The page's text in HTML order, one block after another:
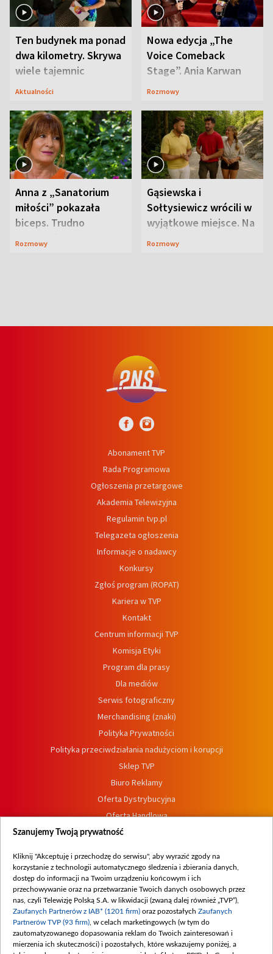
Ten budynek ma ponad
dwa kilometry. Skrywa
wiele tajemnic
Aktualności
Nowa edycja „The
Voice Comeback
Stage”. Ania Karwan
zapowiada
Rozmowy
Anna z „Sanatorium
miłości” pokazała
biceps. Trudno
uwierzyć, co przeszła
Rozmowy
Gąsiewska i
Sołtysiewicz wrócili w
wyjątkowe miejsce. Na
szlaku czekał
Rozmowy
Abonament TVP
Rada Programowa
Ogłoszenia przetargowe
Akademia Telewizyjna
Regulamin tvp.pl
Telegazeta ogłoszenia
Informacje o nadawcy
Konkursy
Zgłoś program (ROPAT)
Kariera w TVP
Kontakt
Centrum informacji TVP
Komisja Etyki
Program dla prasy
Dla mediów
Serwis fotograficzny
Merchandising (znaki)
Polityka Prywatności
Polityka przeciwdziałania nadużyciom i korupcji
Sklep TVP
Biuro Reklamy
Oferta Dystrybucyjna
Oferta Handlowa
Dostępność
Procedura zgłoszeń wewnętrznych
Szanujemy Twoją prywatność
Kliknij "Akceptuję i przechodzę do serwisu", aby wyrazić zgody na
korzystanie z technologii automatycznego śledzenia i zbierania danych,
dostęp do informacji na Twoim urządzeniu końcowym i ich
przechowywanie oraz na przetwarzanie Twoich danych osobowych przez
nas, czyli Telewizję Polską S.A. w likwidacji (zwaną dalej również „TVP”),
Zaufanych Partnerów z IAB* (1201 firm) oraz pozostałych Zaufanych
Partnerów TVP (93 firm) , w celach marketingowych (w tym do
zautomatyzowanego dopasowania reklam do Twoich zainteresowań i
mierzenia ich skuteczności) i pozostałych, które wskazujemy poniżej, a